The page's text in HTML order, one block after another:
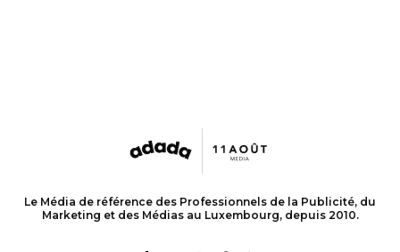
Le Média de référence des Professionnels de la Publicité, du
Marketing et des Médias au Luxembourg, depuis 2010.